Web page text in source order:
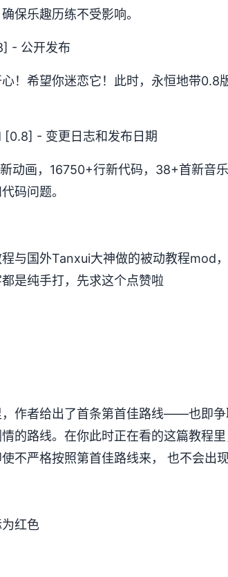
保乐趣历练不受影响。
- 公开发布
！希望你迷恋它！此时，永恒地带0.8
[0.8] - 变更日志和发布日期
动画，16750+行新代码，38+首新音
码问题。
与国外Tanxui大神做的被动教程mod
是纯手打，先求这个点赞啦
作者给出了首条第首佳路线——也即
的路线。在你此时正在看的这篇教程
不严格按照第首佳路线来， 也不会出现
红色